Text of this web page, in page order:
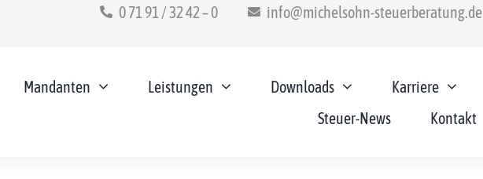
0 71 91 / 32 42 – 0 info@michelsohn-steuerberatung.de
Mandanten Leistungen Downloads
Karriere
Steuer-News
Kontakt